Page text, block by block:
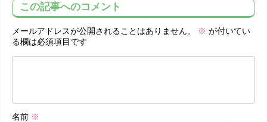
この記事へのコメント
メールアドレスが公開されることはありません。 ※ が付いてい
る欄は必須項目です
名前 ※